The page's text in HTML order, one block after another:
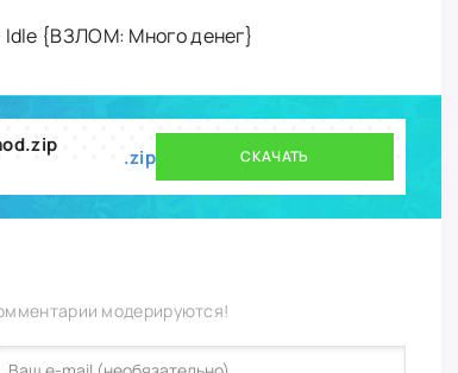
Idle {ВЗЛОМ: Много денег}
.zip СКАЧАТЬ
модерируются!